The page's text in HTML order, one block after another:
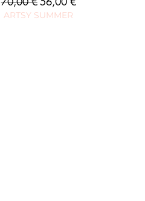
ARTSY SUMMER